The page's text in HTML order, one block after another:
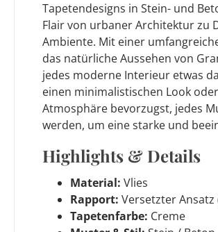
Tapetendesigns in Stein- und
Flair von urbaner Architektur zu
Ambiente. Mit einer
das natürliche Aussehen von
jedes moderne Interieur etwas
einen minimalistischen Look
Atmosphäre bevorzugst, jedes
werden, um eine starke und
Highlights & Details
Material: Vlies
Rapport: Versetzter Ansatz
Tapetenfarbe: Creme